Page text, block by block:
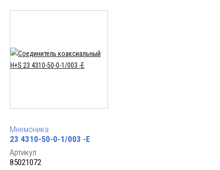
Мнемоника
23 4310-50-0-1/003 -E
Артикул
85021072